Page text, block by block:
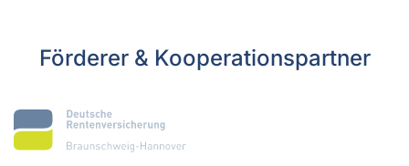
Förderer & Kooperationspartner